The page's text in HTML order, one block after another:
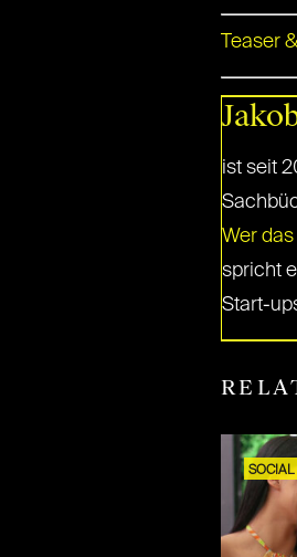
Teaser
ist seit
Wer
spricht
Start-
SOCIAL